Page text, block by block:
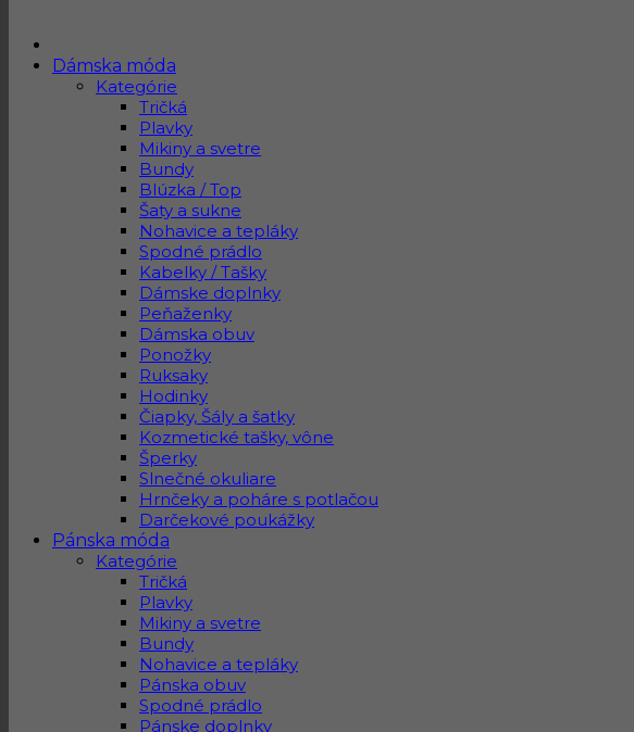
Dámska móda
Kategórie
Tričká
Plavky
Mikiny a svetre
Bundy
Blúzka / Top
Šaty a sukne
Nohavice a tepláky
Spodné prádlo
Kabelky / Tašky
Dámske doplnky
Peňaženky
Dámska obuv
Ponožky
Ruksaky
Hodinky
Čiapky, Šály a šatky
Kozmetické tašky, vône
Šperky
Slnečné okuliare
Hrnčeky a poháre s potlačou
Darčekové poukážky
Pánska móda
Kategórie
Tričká
Plavky
Mikiny a svetre
Bundy
Nohavice a tepláky
Pánska obuv
Spodné prádlo
Pánske doplnky